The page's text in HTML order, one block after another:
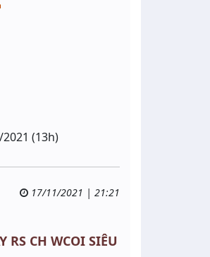
(13h)
17/11/2021 | 21:21
RS CH WCOI SIÊU